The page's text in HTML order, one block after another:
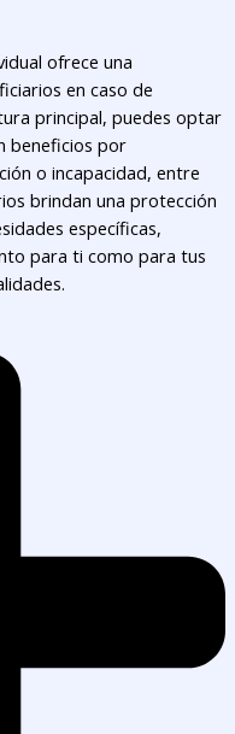
ofrece una
en caso de
principal, puedes optar
beneficios por
o incapacidad, entre
brindan una protección
específicas,
para ti como para tus